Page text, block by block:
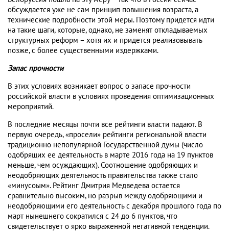
обсуждается уже не сам принцип повышения возраста, а
технические подробности этой меры. Поэтому придется идти
на такие шаги, которые, однако, не заменят откладываемых
структурных реформ – хотя их и придется реализовывать
позже, с более существенными издержками.
Запас прочности
В этих условиях возникает вопрос о запасе прочности
российской власти в условиях проведения оптимизационных
мероприятий.
В последние месяцы почти все рейтинги власти падают. В
первую очередь, «просели» рейтинги региональной власти
традиционно непопулярной Государственной думы (число
одобрящих ее деятельность в марте 2016 года на 19 пунктов
меньше, чем осуждающих). Соотношение одобряющих и
неодобряющих деятельность правительства также стало
«минусоым». Рейтинг Дмитрия Медведева остается
сравнительно высоким, но разрыв между одобряющими и
неодобряющими его деятельность с декабря прошлого года по
март нынешнего сократился с 24 до 6 пунктов, что
свидетельствует о ярко выраженной негативной тенденции.